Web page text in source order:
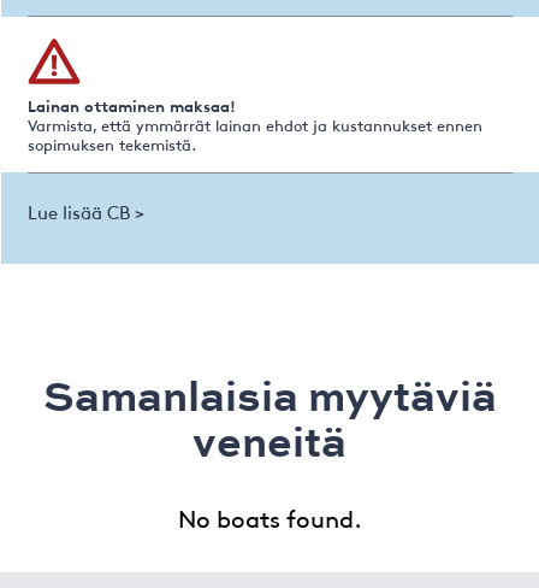
Lainan ottaminen maksaa!
Varmista, että ymmärrät lainan ehdot ja kustannukset ennen
sopimuksen tekemistä.
Lue lisää CB >
Samanlaisia ​​myytäviä
veneitä
No boats found.